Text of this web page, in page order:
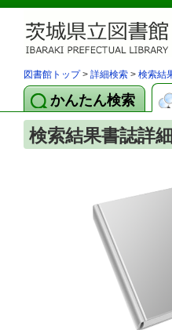
図書館トップ> 詳細検索 > 検索結
かんたん検索
検索結果書誌詳細